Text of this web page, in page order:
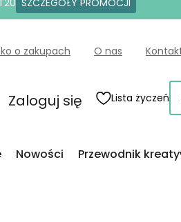
SZCZEGÓŁY PROMOCJI
o zakupach O nas
Zaloguj się Lista życzeń
Nowości Przewodnik